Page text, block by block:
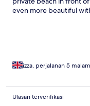
even more beautiful
izza, perjalanan 5 malam
Ulasan terverifikasi